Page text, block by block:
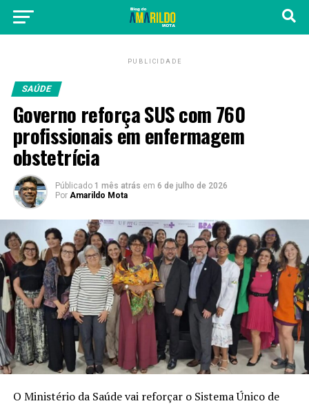
PUBLICIDADE
SAÚDE
Governo reforça SUS com 760
profissionais em enfermagem
obstetrícia
Públicado 1 mês atrás em 6 de julho de 2026
Por Amarildo Mota
O Ministério da Saúde vai reforçar o Sistema Único de